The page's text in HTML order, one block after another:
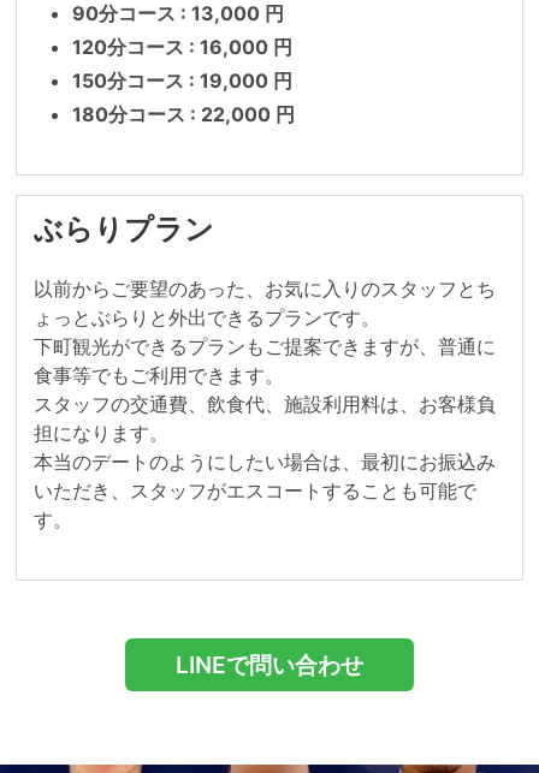
90分コース : 13,000 円
120分コース : 16,000 円
150分コース : 19,000 円
180分コース : 22,000 円
ぶらりプラン
以前からご要望のあった、お気に入りのスタッフとち
ょっとぶらりと外出できるプランです。
下町観光ができるプランもご提案できますが、普通に
食事等でもご利用できます。
スタッフの交通費、飲食代、施設利用料は、お客様負
担になります。
本当のデートのようにしたい場合は、最初にお振込み
いただき、スタッフがエスコートすることも可能で
す。
LINEで問い合わせ